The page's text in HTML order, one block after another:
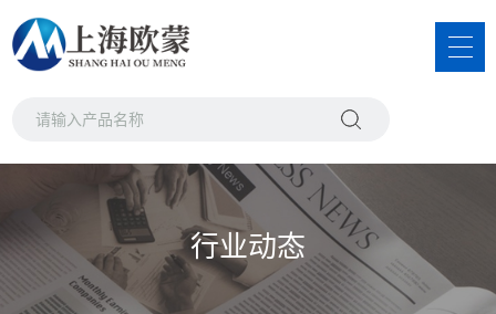
行业动态